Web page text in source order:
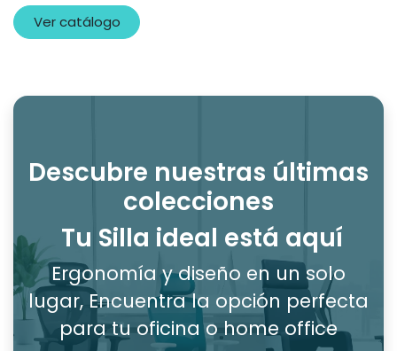
Ver catálogo
Descubre nuestras últimas
colecciones
Tu Silla ideal está aquí
Ergonomía y diseño en un solo
lugar, Encuentra la opción perfecta
para tu oficina o home office